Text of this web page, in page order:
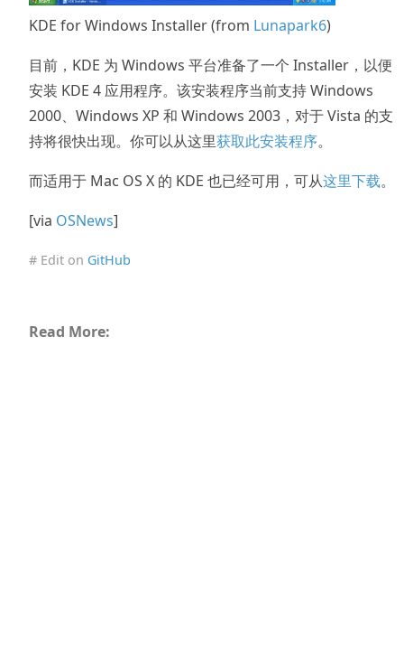
KDE for Windows Installer (from Lunapark6)
目前，KDE 为 Windows 平台准备了一个 Installer，以便
安装 KDE 4 应用程序。该安装程序当前支持 Windows
2000、Windows XP 和 Windows 2003，对于 Vista 的支
持将很快出现。你可以从这里获取此安装程序。
而适用于 Mac OS X 的 KDE 也已经可用，可从这里下载。
[via OSNews]
# Edit on GitHub
Read More: